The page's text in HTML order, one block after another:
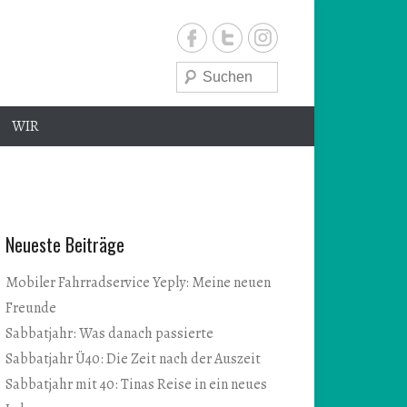
Suche
WIR
Neueste Beiträge
Mobiler Fahrradservice Yeply: Meine neuen
Freunde
Sabbatjahr: Was danach passierte
Sabbatjahr Ü40: Die Zeit nach der Auszeit
Sabbatjahr mit 40: Tinas Reise in ein neues